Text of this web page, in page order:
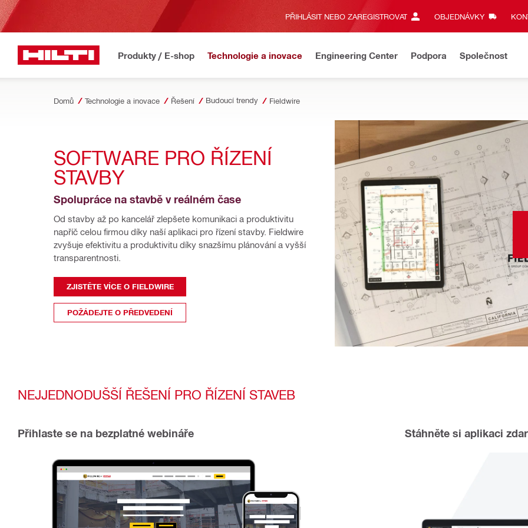
PŘIHLÁSIT NEBO ZAREGISTROVAT OBJEDNÁVKY
Produkty / E-shop Technologie a inovace Engineering Center Podpora Společnost
Domů Technologie a inovace Řešení Budoucí trendy Fieldwire
SOFTWARE PRO ŘÍZENÍ
STAVBY
Spolupráce na stavbě v reálném čase
Od stavby až po kancelář zlepšete komunikaci a produktivitu
napříč celou firmou díky naší aplikaci pro řízení stavby. Fieldwire
zvyšuje efektivitu a produktivitu díky snazšímu plánování a vyšší
transparentnosti.
ZJISTĚTE VÍCE O FIELDWIRE
POŽÁDEJTE O PŘEDVEDENÍ
NEJJEDNODUŠŠÍ ŘEŠENÍ PRO ŘÍZENÍ STAVEB
Přihlaste se na bezplatné webináře Stáhněte si aplikaci